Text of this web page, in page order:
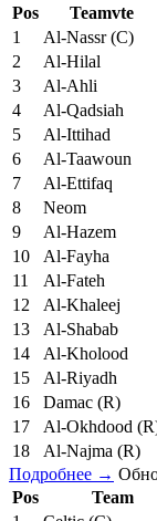
Pos
Teamvte
1
Al-Nassr (C)
2
Al-Hilal
3
Al-Ahli
4
Al-Qadsiah
5
Al-Ittihad
6
Al-Taawoun
7
Al-Ettifaq
8
Neom
9
Al-Hazem
10
Al-Fayha
11
Al-Fateh
12
Al-Khaleej
13
Al-Shabab
14
Al-Kholood
15
Al-Riyadh
16
Damac (R)
17
Al-Okhdood
18
Al-Najma (R)
Подробнее →
Pos
Team